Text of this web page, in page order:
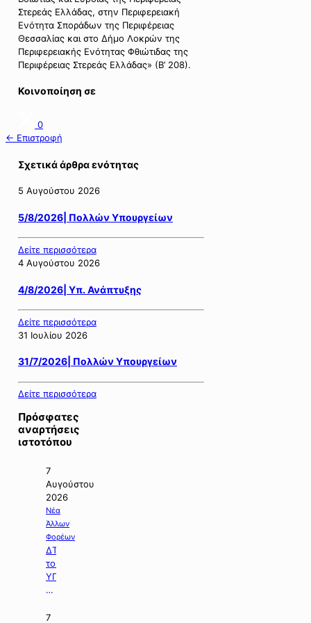
Στερεάς Ελλάδας, στην Περιφερειακή
Ενότητα Σποράδων της Περιφέρειας
Θεσσαλίας και στο Δήμο Λοκρών της
Περιφερειακής Ενότητας Φθιώτιδας της
Περιφέρειας Στερεάς Ελλάδας» (Β’ 208).
Κοινοποίηση σε
0
← Επιστροφή
Σχετικά άρθρα ενότητας
5 Αυγούστου 2026
5/8/2026| Πολλών Υπουργείων
Δείτε περισσότερα
4 Αυγούστου 2026
4/8/2026| Υπ. Ανάπτυξης
Δείτε περισσότερα
31 Ιουλίου 2026
31/7/2026| Πολλών Υπουργείων
Δείτε περισσότερα
Πρόσφατες
αναρτήσεις
ιστοτόπου
7
Αυγούστου
2026
Νέα
Άλλων
Φορέων
ΔΤ
του
ΥΠΠΕΝ
με
«Ειδικό
7